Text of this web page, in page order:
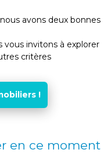
avons deux bonnes
invitons à explorer
critères
!
en ce moment